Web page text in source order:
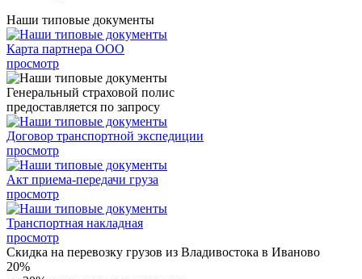
Наши типовые документы
Карта партнера ООО
просмотр
Генеральный страховой полис
предоставляется по запросу
Договор транспортной экспедиции
просмотр
Акт приема-передачи груза
просмотр
Транспортная накладная
просмотр
Скидка на перевозку грузов из Владивостока в Иваново
20%